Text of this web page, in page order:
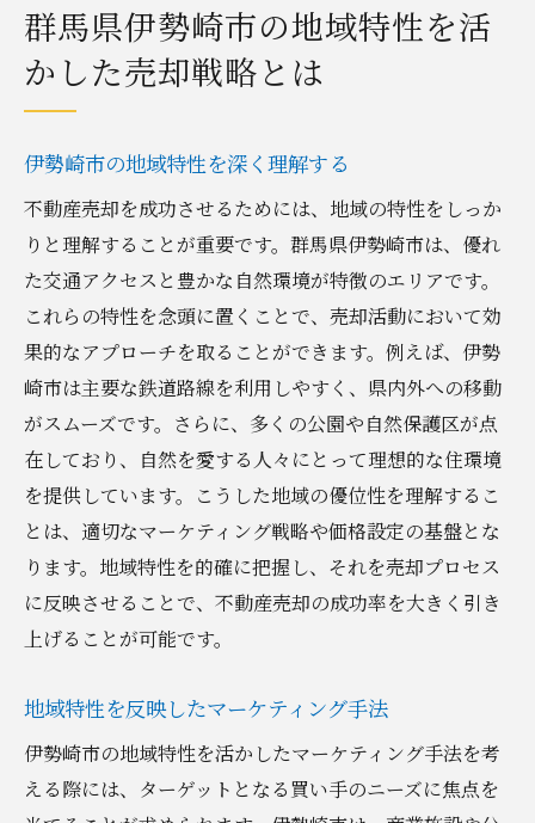
群馬県伊勢崎市の地域特性を活
かした売却戦略とは
伊勢崎市の地域特性を深く理解する
不動産売却を成功させるためには、地域の特性をしっか
りと理解することが重要です。群馬県伊勢崎市は、優れ
た交通アクセスと豊かな自然環境が特徴のエリアです。
これらの特性を念頭に置くことで、売却活動において効
果的なアプローチを取ることができます。例えば、伊勢
崎市は主要な鉄道路線を利用しやすく、県内外への移動
がスムーズです。さらに、多くの公園や自然保護区が点
在しており、自然を愛する人々にとって理想的な住環境
を提供しています。こうした地域の優位性を理解するこ
とは、適切なマーケティング戦略や価格設定の基盤とな
ります。地域特性を的確に把握し、それを売却プロセス
に反映させることで、不動産売却の成功率を大きく引き
上げることが可能です。
地域特性を反映したマーケティング手法
伊勢崎市の地域特性を活かしたマーケティング手法を考
える際には、ターゲットとなる買い手のニーズに焦点を